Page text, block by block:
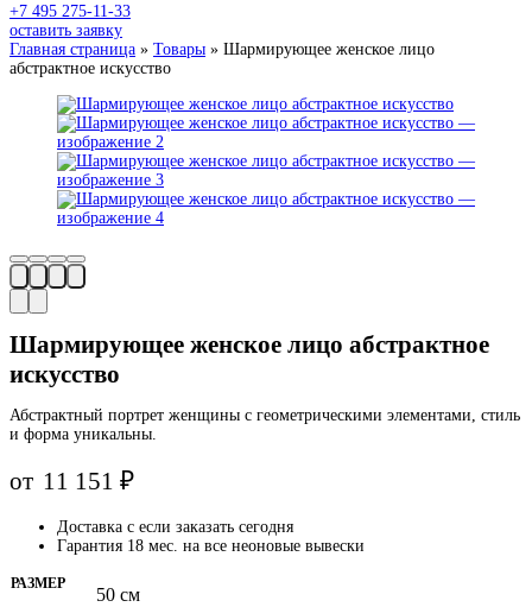
+7 495 275-11-33
оставить заявку
Главная страница » Товары » Шармирующее женское лицо
абстрактное искусство
Шармирующее женское лицо абстрактное
искусство
Абстрактный портрет женщины с геометрическими элементами, стиль
и форма уникальны.
от 11 151₽
Доставка с если заказать сегодня
Гарантия 18 мес. на все неоновые вывески
РАЗМЕР
50 см